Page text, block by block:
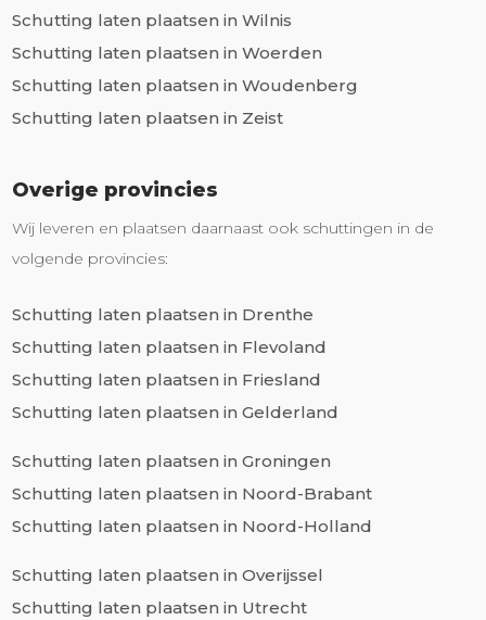
Schutting laten plaatsen in Wilnis
Schutting laten plaatsen in Woerden
Schutting laten plaatsen in Woudenberg
Schutting laten plaatsen in Zeist
Overige provincies
Wij leveren en plaatsen daarnaast ook schuttingen in de
volgende provincies:
Schutting laten plaatsen in Drenthe
Schutting laten plaatsen in Flevoland
Schutting laten plaatsen in Friesland
Schutting laten plaatsen in Gelderland
Schutting laten plaatsen in Groningen
Schutting laten plaatsen in Noord-Brabant
Schutting laten plaatsen in Noord-Holland
Schutting laten plaatsen in Overijssel
Schutting laten plaatsen in Utrecht